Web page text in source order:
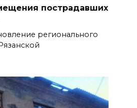
пострадавших
регионального